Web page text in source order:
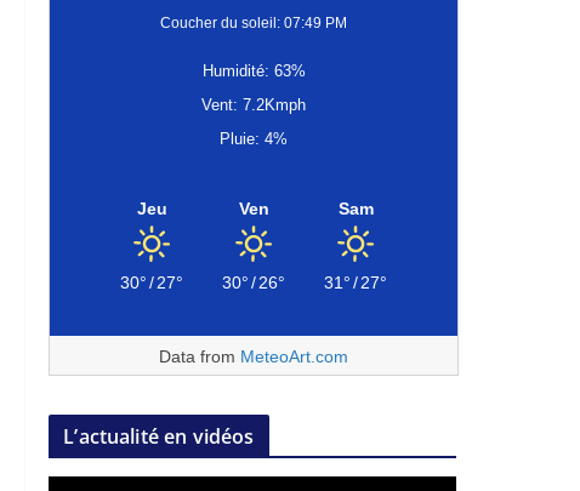
Coucher du soleil: 07:49 PM
Humidité: 63%
Vent: 7.2Kmph
Pluie: 4%
Jeu
30°/27°
Ven
30°/26°
Sam
31°/27°
Data from MeteoArt.com
L’actualité en vidéos